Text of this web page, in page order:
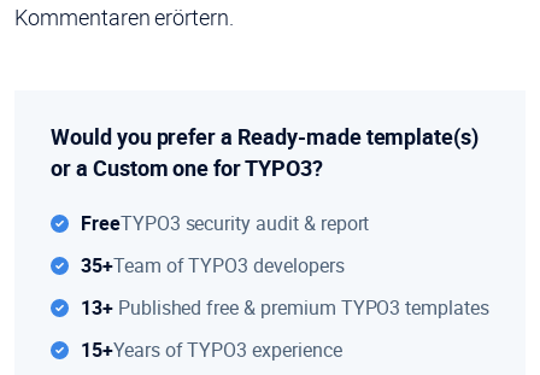
Kommentaren erörtern.
Would you prefer a Ready-made template(s)
or a Custom one for TYPO3?
FreeTYPO3 security audit & report
35+Team of TYPO3 developers
13+Published free & premium TYPO3 templates
15+Years of TYPO3 experience